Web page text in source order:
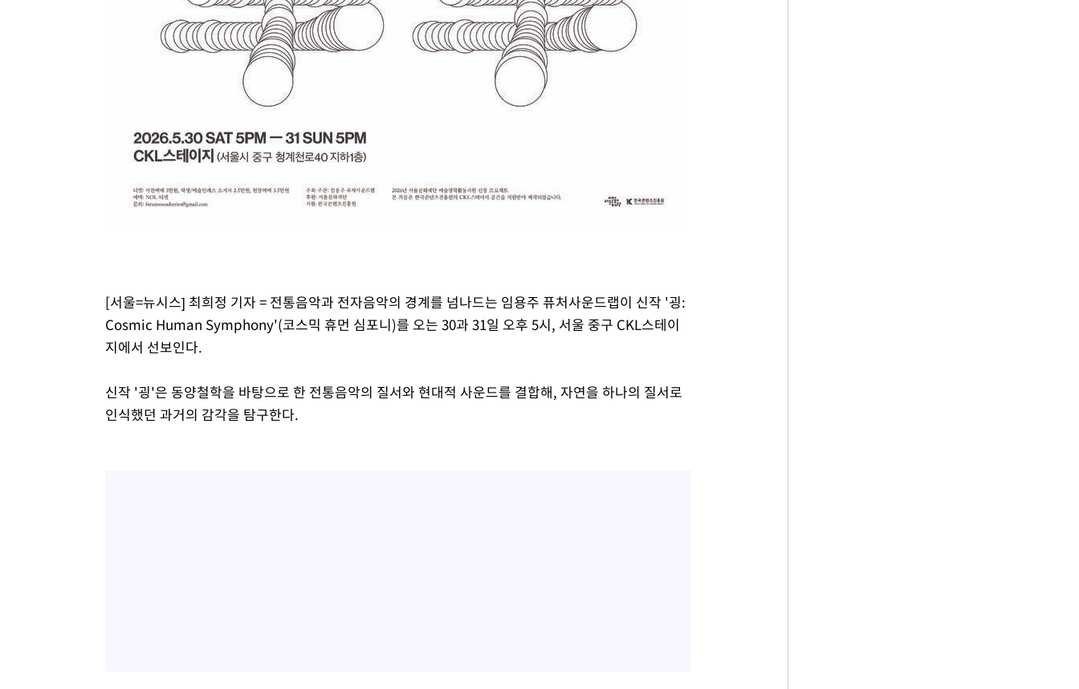
[서울=뉴시스] 최희정 기자 = 전통음악과 전자음악의 경계를 넘나드는 임용주 퓨처사운드랩이 신작 '굉:
Cosmic Human Symphony'(코스믹 휴먼 심포니)를 오는 30과 31일 오후 5시, 서울 중구 CKL스테이
지에서 선보인다.
신작 '굉'은 동양철학을 바탕으로 한 전통음악의 질서와 현대적 사운드를 결합해, 자연을 하나의 질서로
인식했던 과거의 감각을 탐구한다.